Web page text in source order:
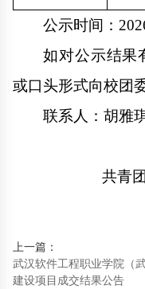
公示时间：
如对公示结果
或口头形式向校团
联系人：胡雅
共青
上一篇：
武汉软件工程职业学院（
建设项目成交结果公告